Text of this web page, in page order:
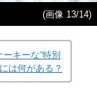
(画像 13/14)
キーな“特別
は何がある？